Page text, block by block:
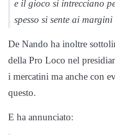
e il gioco si intrecciano
spesso si sente ai margini
De Nando ha inoltre
della Pro Loco nel
i mercatini ma anche con
questo.
E ha annunciato: